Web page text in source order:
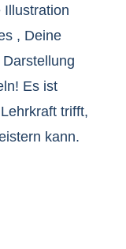
Illustration
, Deine
Es ist
trifft,
kann.